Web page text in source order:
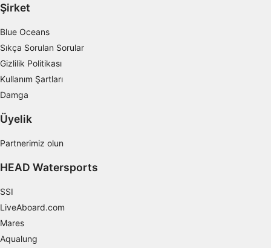
Şirket
Blue Oceans
Sıkça Sorulan Sorular
Gizlilik Politikası
Kullanım Şartları
Damga
Üyelik
Partnerimiz olun
HEAD Watersports
SSI
LiveAboard.com
Mares
Aqualung
anlamak
Hizmetleri geliştirmek ve iyileştirmek
İçerik seçmek için sınırlı veri kullanmak
IAB Özel Özellikleri:
Kesin coğrafi konum verilerini kullanmak
Aktif olarak talep edilen bilgilere dayanarak
Gerekli
Fonksiyonel